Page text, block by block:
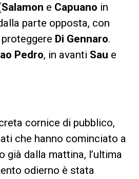
Salamon e Capuano in
parte opposta, con
proteggere Di Gennaro.
Pedro, in avanti Sau e
cornice di pubblico,
che hanno cominciato a
già dalla mattina, l’ultima
odierno è stata